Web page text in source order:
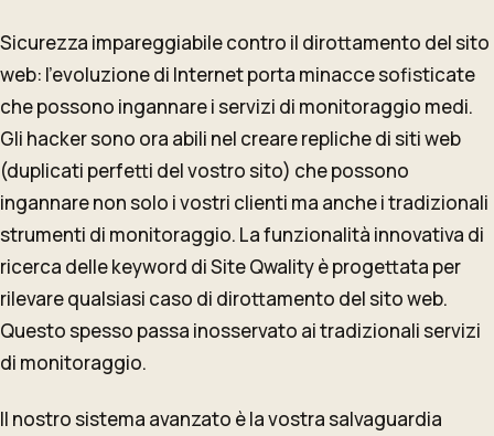
Sicurezza impareggiabile contro il dirottamento del sito
web: l'evoluzione di Internet porta minacce sofisticate
che possono ingannare i servizi di monitoraggio medi.
Gli hacker sono ora abili nel creare repliche di siti web
(duplicati perfetti del vostro sito) che possono
ingannare non solo i vostri clienti ma anche i tradizionali
strumenti di monitoraggio. La funzionalità innovativa di
ricerca delle keyword di Site Qwality è progettata per
rilevare qualsiasi caso di dirottamento del sito web.
Questo spesso passa inosservato ai tradizionali servizi
di monitoraggio.
Il nostro sistema avanzato è la vostra salvaguardia